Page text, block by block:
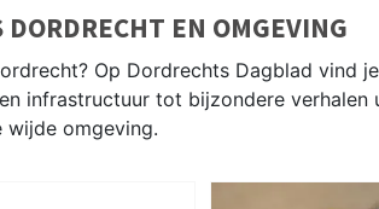
EN OMGEVING
Op Dordrechts Dagblad vind
infrastructuur tot bijzondere
wijde omgeving.